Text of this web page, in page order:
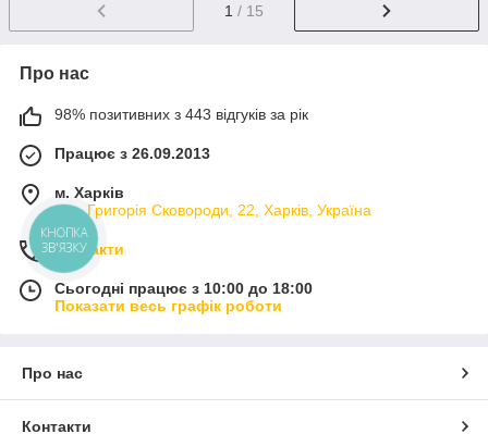
1 / 15
Про нас
98% позитивних з 443 відгуків за рік
Працює з 26.09.2013
м. Харків
вул. Григорія Сковороди, 22, Харків, Україна
Контакти
Сьогодні працює з 10:00 до 18:00
Показати весь графік роботи
Про нас
Контакти
КНОПКА
ЗВ'ЯЗКУ